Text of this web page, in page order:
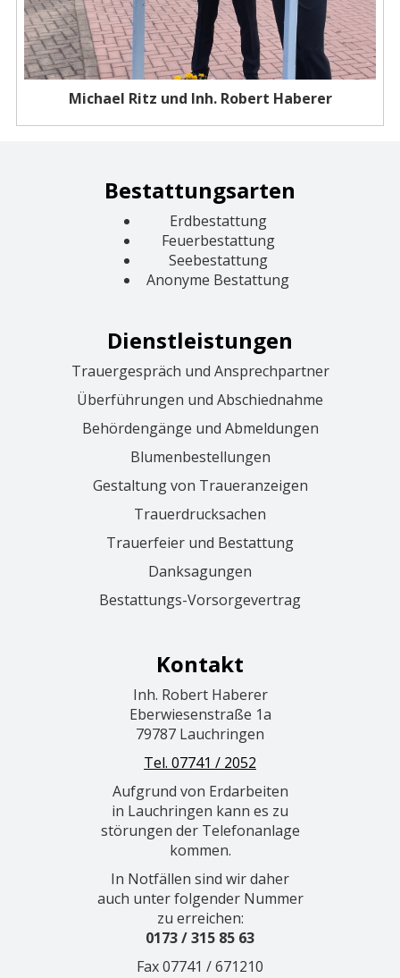
Michael Ritz und Inh. Robert Haberer
Bestattungsarten
Erdbestattung
Feuerbestattung
Seebestattung
Anonyme Bestattung
Dienstleistungen
Trauergespräch und Ansprechpartner
Überführungen und Abschiednahme
Behördengänge und Abmeldungen
Blumenbestellungen
Gestaltung von Traueranzeigen
Trauerdrucksachen
Trauerfeier und Bestattung
Danksagungen
Bestattungs-Vorsorgevertrag
Kontakt
Inh. Robert Haberer
Eberwiesenstraße 1a
79787 Lauchringen
Tel. 07741 / 2052
Aufgrund von Erdarbeiten
in Lauchringen kann es zu
störungen der Telefonanlage
kommen.
In Notfällen sind wir daher
auch unter folgender Nummer
zu erreichen:
0173 / 315 85 63
Fax 07741 / 671210